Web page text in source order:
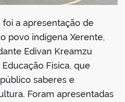
a apresentação de
povo indígena Xerente,
Edivan Kreamzu
Física, que
saberes e
Foram apresentadas